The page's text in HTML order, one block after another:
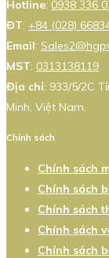
Hotline: 0938 336
ĐT: +84 (028)
Email:
MST: 0313138119
Địa chỉ: 933/5/2C
Minh, Việt Nam.
Chính sách
Chính sách
Chính sách
Chính sách
Chính sách
Chính sách